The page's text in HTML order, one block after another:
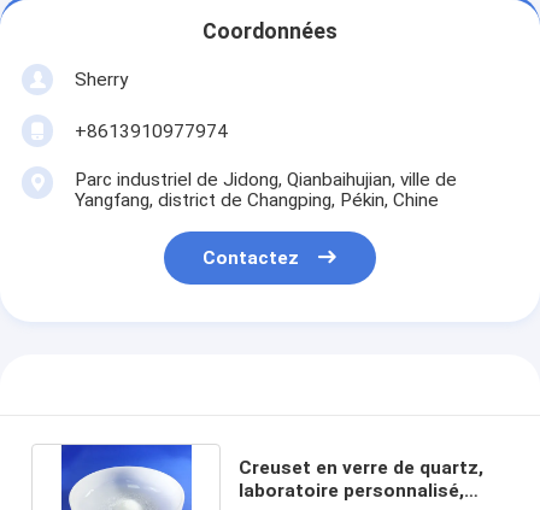
Coordonnées
Sherry
+8613910977974
Parc industriel de Jidong, Qianbaihujian, ville de
Yangfang, district de Changping, Pékin, Chine
Contactez
Creuset en verre de quartz,
laboratoire personnalisé,